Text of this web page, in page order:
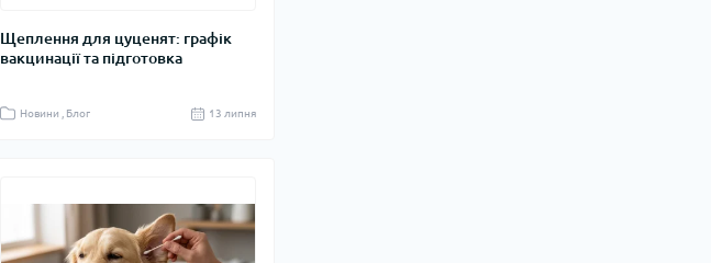
Щеплення для цуценят: графік
вакцинації та підготовка
Новини , Блог 13 липня